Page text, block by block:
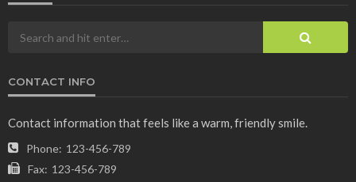
CONTACT INFO
Contact information that feels like a warm, friendly smile.
Phone: 123-456-789
Fax: 123-456-789